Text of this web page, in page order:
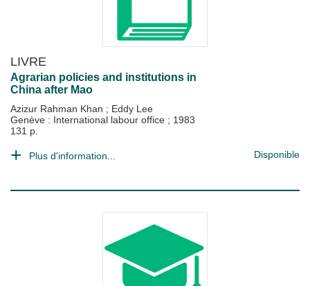
LIVRE
Agrarian policies and institutions in
China after Mao
Azizur Rahman Khan ; Eddy Lee
Genève : International labour office ; 1983
131 p.
Plus d'information... Disponible